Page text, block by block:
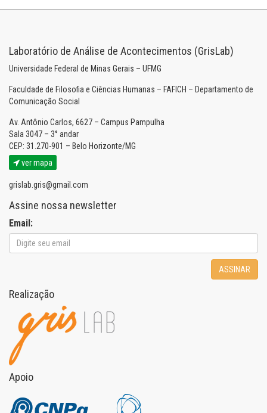
Laboratório de Análise de Acontecimentos (GrisLab)
Universidade Federal de Minas Gerais – UFMG
Faculdade de Filosofia e Ciências Humanas – FAFICH – Departamento de
Comunicação Social
Av. Antônio Carlos, 6627 – Campus Pampulha
Sala 3047 – 3° andar
CEP: 31.270-901 – Belo Horizonte/MG
ver mapa
grislab.gris@gmail.com
Assine nossa newsletter
Email:
ASSINAR
Realização
Apoio